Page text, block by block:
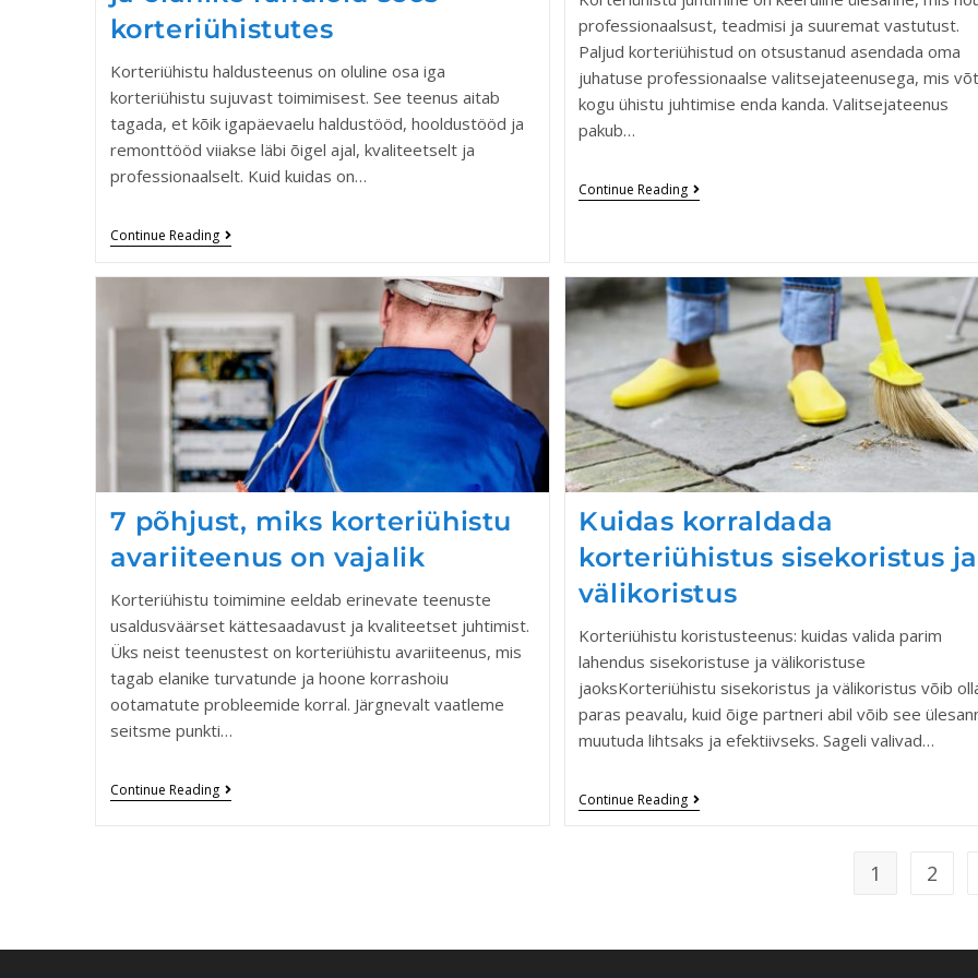
korteriühistutes
Korteriühistu haldusteenus on oluline osa iga
korteriühistu sujuvast toimimisest. See teenus aitab
tagada, et kõik igapäevaelu haldustööd, hooldustööd ja
remonttööd viiakse läbi õigel ajal, kvaliteetselt ja
professionaalselt. Kuid kuidas on…
Continue Reading
professionaalsust, teadmisi ja suuremat vastutust.
Paljud korteriühistud on otsustanud asendada oma
juhatuse professionaalse valitsejateenusega, mis
kogu ühistu juhtimise enda kanda. Valitsejateenus
pakub…
Continue Reading
7 põhjust, miks korteriühistu
avariiteenus on vajalik
Korteriühistu toimimine eeldab erinevate teenuste
usaldusväärset kättesaadavust ja kvaliteetset juhtimist.
Üks neist teenustest on korteriühistu avariiteenus, mis
tagab elanike turvatunde ja hoone korrashoiu
ootamatute probleemide korral. Järgnevalt vaatleme
seitsme punkti…
Continue Reading
Kuidas korraldada
korteriühistus sisekoristus ja
välikoristus
Korteriühistu koristusteenus: kuidas valida parim
lahendus sisekoristuse ja välikoristuse
jaoksKorteriühistu sisekoristus ja välikoristus võib
paras peavalu, kuid õige partneri abil võib see
muutuda lihtsaks ja efektiivseks. Sageli valivad…
Continue Reading
1 2